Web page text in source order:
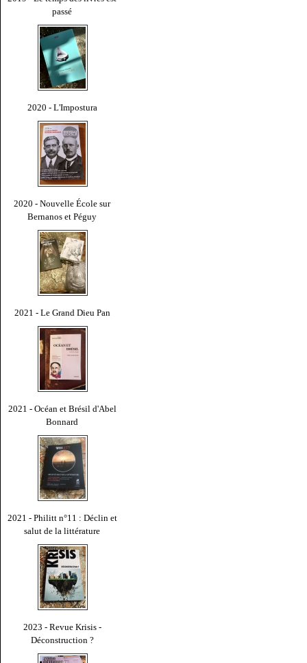
passé
2020 - L'Impostura
2020 - Nouvelle École sur
Bernanos et Péguy
2021 - Le Grand Dieu Pan
2021 - Océan et Brésil d'Abel
Bonnard
2021 - Philitt n°11 : Déclin et
salut de la littérature
2023 - Revue Krisis -
Déconstruction ?